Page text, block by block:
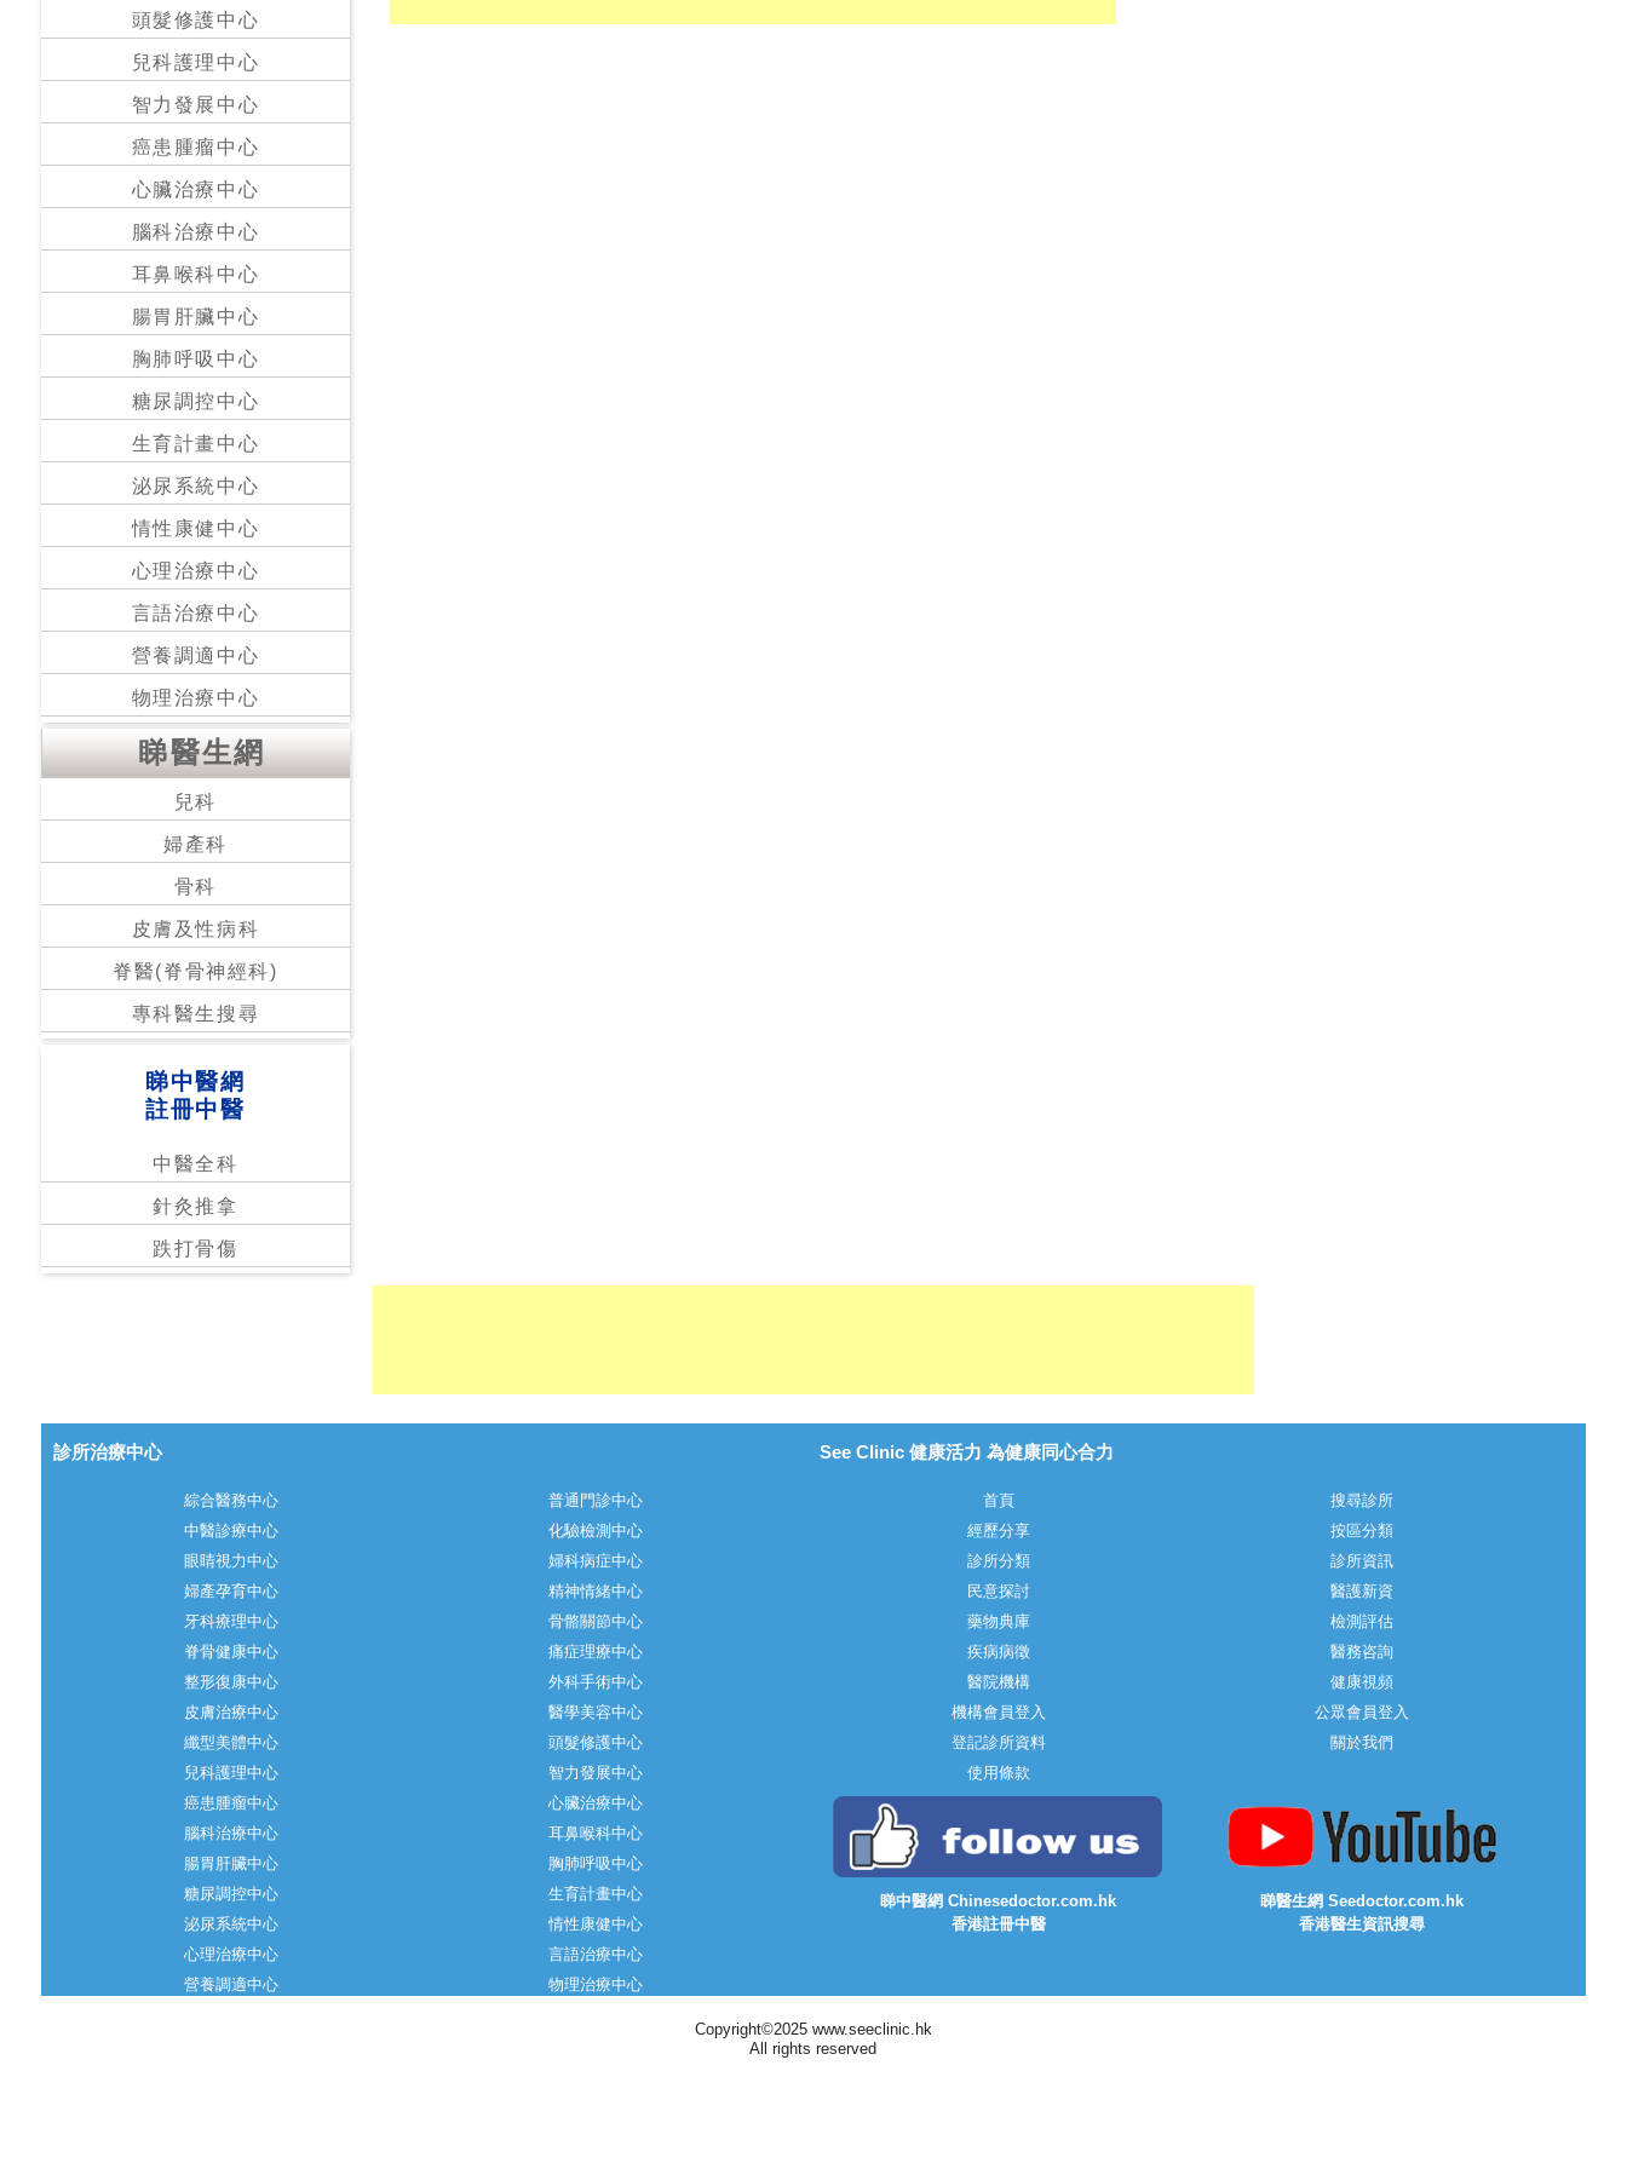
醫
醫
院
頭髮修護中心
兒科護理中心
智力發展中心
癌患腫瘤中心
心臟治療中心
腦科治療中心
耳鼻喉科中心
腸胃肝臟中心
胸肺呼吸中心
糖尿調控中心
生育計畫中心
泌尿系統中心
情性康健中心
心理治療中心
言語治療中心
營養調適中心
物理治療中心
睇醫生網
兒科
婦產科
骨科
皮膚及性病科
脊醫(脊骨神經科)
專科醫生搜尋
睇中醫網
註冊中醫
中醫全科
針灸推拿
跌打骨傷
診所治療中心
綜合醫務中心
普通門診中心
中醫診療中心
化驗檢測中心
眼睛視力中心
婦科病症中心
婦產孕育中心
精神情緒中心
牙科療理中心
骨骼關節中心
脊骨健康中心
痛症理療中心
整形復康中心
外科手術中心
皮膚治療中心
醫學美容中心
纖型美體中心
頭髮修護中心
兒科護理中心
智力發展中心
癌患腫瘤中心
心臟治療中心
腦科治療中心
耳鼻喉科中心
腸胃肝臟中心
胸肺呼吸中心
糖尿調控中心
生育計畫中心
泌尿系統中心
情性康健中心
心理治療中心
言語治療中心
營養調適中心
物理治療中心
See Clinic 健康活力 為健康同心合力
首頁
搜尋診所
經歷分享
按區分類
診所分類
診所資訊
民意探討
醫護新資
藥物典庫
檢測評估
疾病病徵
醫務咨詢
醫院機構
健康視頻
機構會員登入
公眾會員登入
登記診所資料
關於我們
使用條款
睇中醫網 Chinesedoctor.com.hk
香港註冊中醫
睇醫生網 Seedoctor.com.hk
香港醫生資訊搜尋
Copyright©2025 www.seeclinic.hk
All rights reserved